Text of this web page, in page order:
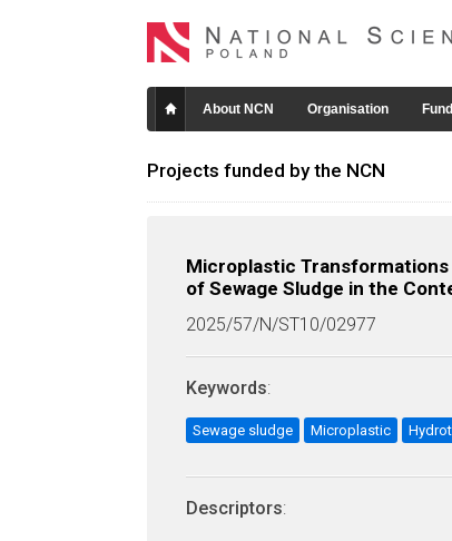
About NCN Organisation
Projects funded by the NCN
Microplastic
of Sewage Sludge in the
2025/57/N/ST10/02977
Keywords:
Sewage sludge Microplastic
Descriptors: